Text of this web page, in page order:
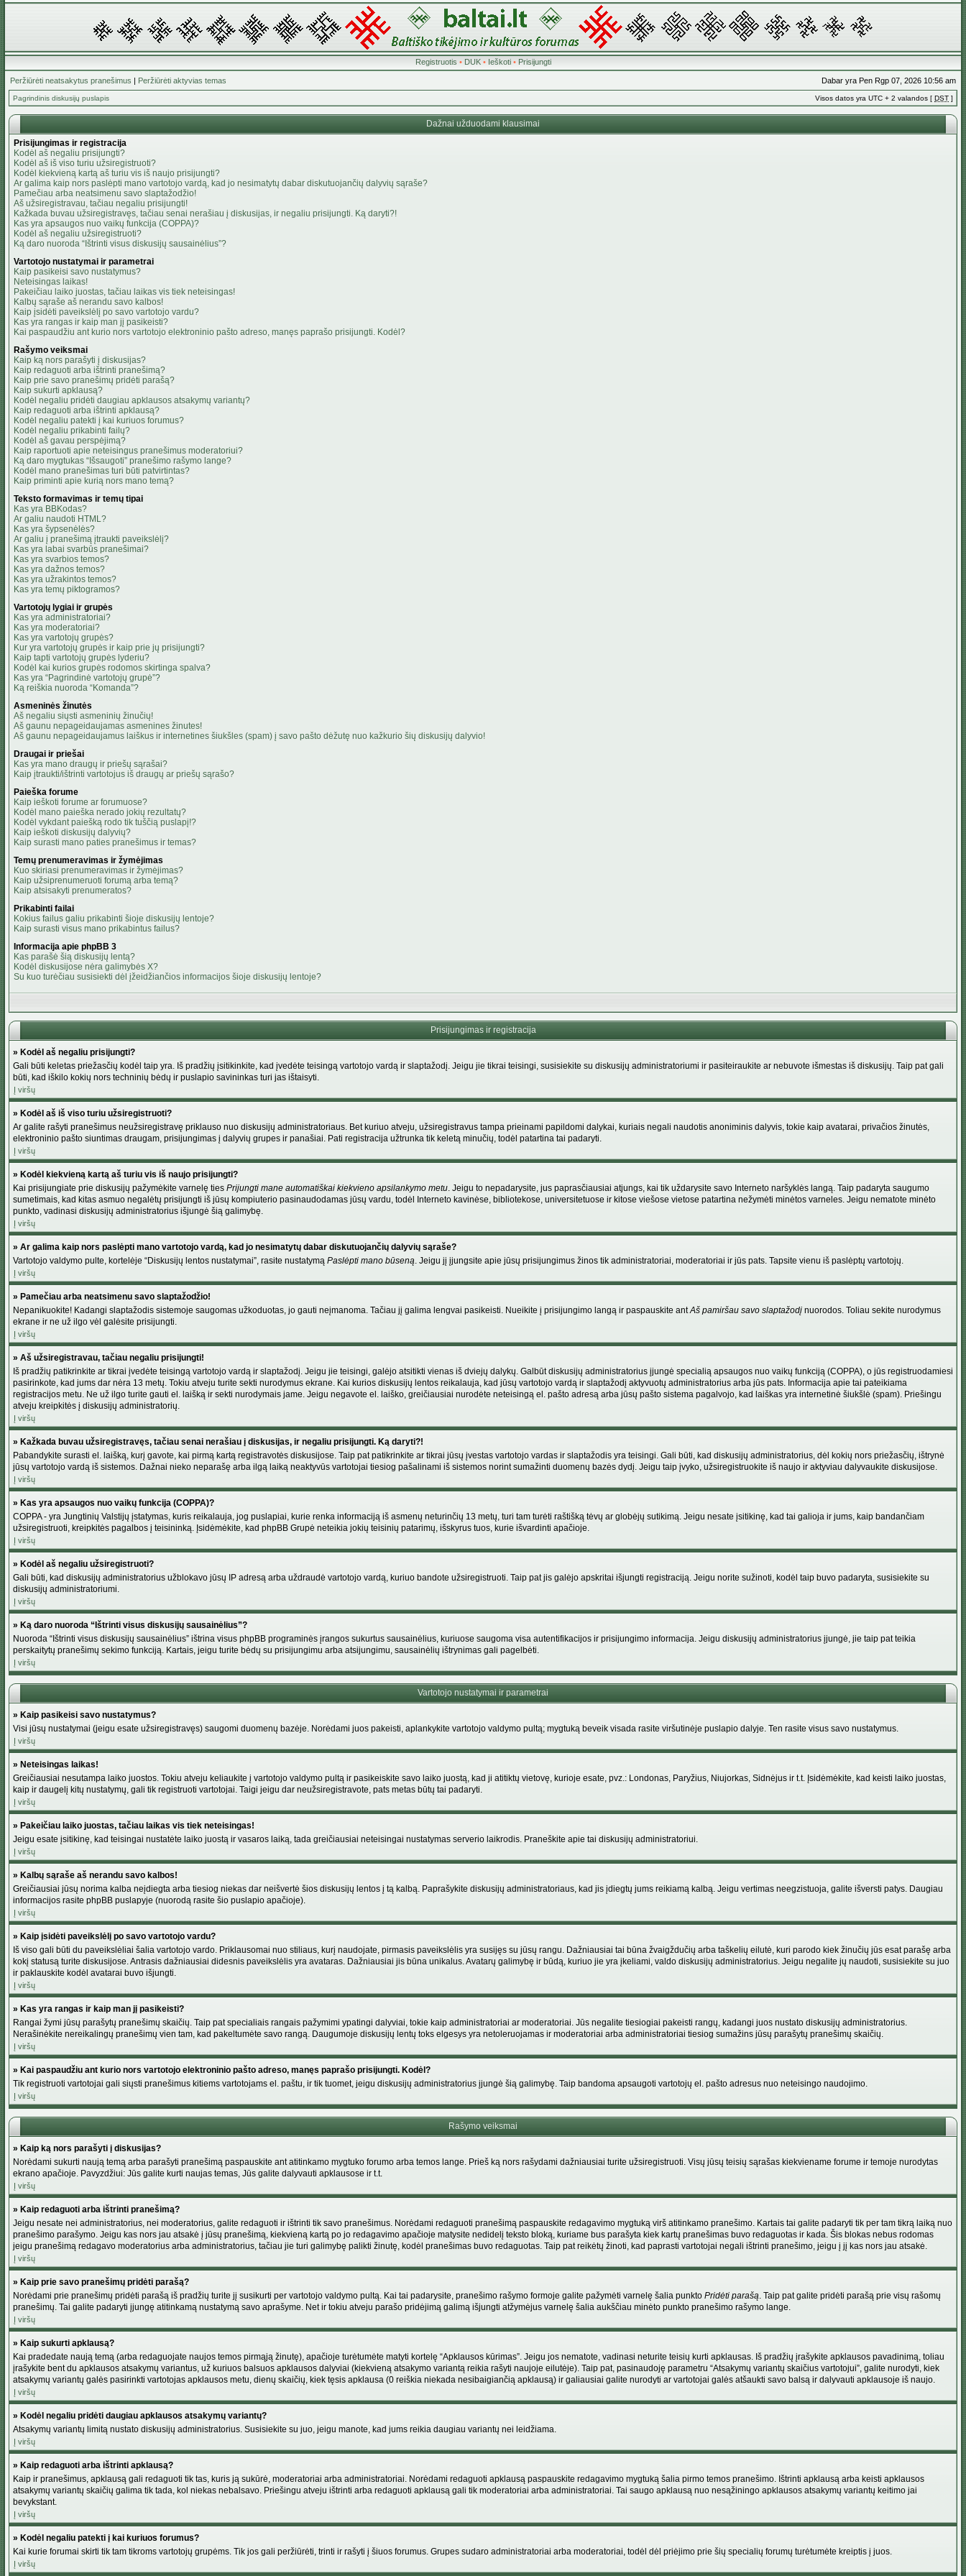
Registruotis • DUK• Ieškoti• Prisijungti
Peržiūrėti neatsakytus pranešimus | Peržiūrėti aktyvias temas Dabar yra Pen Rgp 07, 2026 10:56 am
Pagrindinis diskusijų puslapis Visos datos yra UTC + 2 valandos [ DST ]
Dažnai užduodami klausimai
Prisijungimas ir registracija
Kodėl aš negaliu prisijungti?
Kodėl aš iš viso turiu užsiregistruoti?
Kodėl kiekvieną kartą aš turiu vis iš naujo prisijungti?
Ar galima kaip nors paslėpti mano vartotojo vardą, kad jo nesimatytų dabar diskutuojančių dalyvių sąraše?
Pamečiau arba neatsimenu savo slaptažodžio!
Aš užsiregistravau, tačiau negaliu prisijungti!
Kažkada buvau užsiregistravęs, tačiau senai nerašiau į diskusijas, ir negaliu prisijungti. Ką daryti?!
Kas yra apsaugos nuo vaikų funkcija (COPPA)?
Kodėl aš negaliu užsiregistruoti?
Ką daro nuoroda “Ištrinti visus diskusijų sausainėlius”?
Vartotojo nustatymai ir parametrai
Kaip pasikeisi savo nustatymus?
Neteisingas laikas!
Pakeičiau laiko juostas, tačiau laikas vis tiek neteisingas!
Kalbų sąraše aš nerandu savo kalbos!
Kaip įsidėti paveikslėlį po savo vartotojo vardu?
Kas yra rangas ir kaip man jį pasikeisti?
Kai paspaudžiu ant kurio nors vartotojo elektroninio pašto adreso, manęs paprašo prisijungti. Kodėl?
Rašymo veiksmai
Kaip ką nors parašyti į diskusijas?
Kaip redaguoti arba ištrinti pranešimą?
Kaip prie savo pranešimų pridėti parašą?
Kaip sukurti apklausą?
Kodėl negaliu pridėti daugiau apklausos atsakymų variantų?
Kaip redaguoti arba ištrinti apklausą?
Kodėl negaliu patekti į kai kuriuos forumus?
Kodėl negaliu prikabinti failų?
Kodėl aš gavau perspėjimą?
Kaip raportuoti apie neteisingus pranešimus moderatoriui?
Ką daro mygtukas “Išsaugoti” pranešimo rašymo lange?
Kodėl mano pranešimas turi būti patvirtintas?
Kaip priminti apie kurią nors mano temą?
Teksto formavimas ir temų tipai
Kas yra BBKodas?
Ar galiu naudoti HTML?
Kas yra šypsenėlės?
Ar galiu į pranešimą įtraukti paveikslėlį?
Kas yra labai svarbūs pranešimai?
Kas yra svarbios temos?
Kas yra dažnos temos?
Kas yra užrakintos temos?
Kas yra temų piktogramos?
Vartotojų lygiai ir grupės
Kas yra administratoriai?
Kas yra moderatoriai?
Kas yra vartotojų grupės?
Kur yra vartotojų grupės ir kaip prie jų prisijungti?
Kaip tapti vartotojų grupės lyderiu?
Kodėl kai kurios grupės rodomos skirtinga spalva?
Kas yra “Pagrindinė vartotojų grupė”?
Ką reiškia nuoroda “Komanda”?
Asmeninės žinutės
Aš negaliu siųsti asmeninių žinučių!
Aš gaunu nepageidaujamas asmenines žinutes!
Aš gaunu nepageidaujamus laiškus ir internetines šiukšles (spam) į savo pašto dėžutę nuo kažkurio šių diskusijų dalyvio!
Draugai ir priešai
Kas yra mano draugų ir priešų sąrašai?
Kaip įtraukti/ištrinti vartotojus iš draugų ar priešų sąrašo?
Paieška forume
Kaip ieškoti forume ar forumuose?
Kodėl mano paieška nerado jokių rezultatų?
Kodėl vykdant paiešką rodo tik tuščią puslapį!?
Kaip ieškoti diskusijų dalyvių?
Kaip surasti mano paties pranešimus ir temas?
Temų prenumeravimas ir žymėjimas
Kuo skiriasi prenumeravimas ir žymėjimas?
Kaip užsiprenumeruoti forumą arba temą?
Kaip atsisakyti prenumeratos?
Prikabinti failai
Kokius failus galiu prikabinti šioje diskusijų lentoje?
Kaip surasti visus mano prikabintus failus?
Informacija apie phpBB 3
Kas parašė šią diskusijų lentą?
Kodėl diskusijose nėra galimybės X?
Su kuo turėčiau susisiekti dėl įžeidžiančios informacijos šioje diskusijų lentoje?
Prisijungimas ir registracija
» Kodėl aš negaliu prisijungti?
Gali būti keletas priežasčių kodėl taip yra. Iš pradžių įsitikinkite, kad įvedėte teisingą vartotojo vardą ir slaptažodį. Jeigu jie tikrai teisingi, susisiekite su diskusijų administratoriumi ir pasiteiraukite ar nebuvote išmestas iš diskusijų. Taip pat gali
būti, kad iškilo kokių nors techninių bėdų ir puslapio savininkas turi jas ištaisyti.
Į viršų
» Kodėl aš iš viso turiu užsiregistruoti?
Ar galite rašyti pranešimus neužsiregistravę priklauso nuo diskusijų administratoriaus. Bet kuriuo atveju, užsiregistravus tampa prieinami papildomi dalykai, kuriais negali naudotis anoniminis dalyvis, tokie kaip avatarai, privačios žinutės,
elektroninio pašto siuntimas draugam, prisijungimas į dalyvių grupes ir panašiai. Pati registracija užtrunka tik keletą minučių, todėl patartina tai padaryti.
Į viršų
» Kodėl kiekvieną kartą aš turiu vis iš naujo prisijungti?
Kai prisijungiate prie diskusijų pažymėkite varnelę ties Prijungti mane automatiškai kiekvieno apsilankymo metu. Jeigu to nepadarysite, jus paprasčiausiai atjungs, kai tik uždarysite savo Interneto naršyklės langą. Taip padaryta saugumo
sumetimais, kad kitas asmuo negalėtų prisijungti iš jūsų kompiuterio pasinaudodamas jūsų vardu, todėl Interneto kavinėse, bibliotekose, universitetuose ir kitose viešose vietose patartina nežymėti minėtos varneles. Jeigu nematote minėto
punkto, vadinasi diskusijų administratorius išjungė šią galimybę.
Į viršų
» Ar galima kaip nors paslėpti mano vartotojo vardą, kad jo nesimatytų dabar diskutuojančių dalyvių sąraše?
Vartotojo valdymo pulte, kortelėje “Diskusijų lentos nustatymai”, rasite nustatymą Paslėpti mano būseną. Jeigu jį įjungsite apie jūsų prisijungimus žinos tik administratoriai, moderatoriai ir jūs pats. Tapsite vienu iš paslėptų vartotojų.
Į viršų
» Pamečiau arba neatsimenu savo slaptažodžio!
Nepanikuokite! Kadangi slaptažodis sistemoje saugomas užkoduotas, jo gauti neįmanoma. Tačiau jį galima lengvai pasikeisti. Nueikite į prisijungimo langą ir paspauskite antAš pamiršau savo slaptažodį nuorodos. Toliau sekite nurodymus
ekrane ir ne už ilgo vėl galėsite prisijungti.
Į viršų
» Aš užsiregistravau, tačiau negaliu prisijungti!
Iš pradžių patikrinkite ar tikrai įvedėte teisingą vartotojo vardą ir slaptažodį. Jeigu jie teisingi, galėjo atsitikti vienas iš dviejų dalykų. Galbūt diskusijų administratorius įjungė specialią apsaugos nuo vaikų funkciją (COPPA), o jūs registruodamiesi
pasirinkote, kad jums dar nėra 13 metų. Tokiu atveju turite sekti nurodymus ekrane. Kai kurios diskusijų lentos reikalauja, kad jūsų vartotojo vardą ir slaptažodį aktyvuotų administratorius arba jūs pats. Informacija apie tai pateikiama
registracijos metu. Ne už ilgo turite gauti el. laišką ir sekti nurodymais jame. Jeigu negavote el. laiško, greičiausiai nurodėte neteisingą el. pašto adresą arba jūsų pašto sistema pagalvojo, kad laiškas yra internetinė šiukšlė (spam). Priešingu
atveju kreipkitės į diskusijų administratorių.
Į viršų
» Kažkada buvau užsiregistravęs, tačiau senai nerašiau į diskusijas, ir negaliu prisijungti. Ką daryti?!
Pabandykite surasti el. laišką, kurį gavote, kai pirmą kartą registravotės diskusijose. Taip pat patikrinkite ar tikrai jūsų įvestas vartotojo vardas ir slaptažodis yra teisingi. Gali būti, kad diskusijų administratorius, dėl kokių nors priežasčių, ištrynė
jūsų vartotojo vardą iš sistemos. Dažnai nieko neparašę arba ilgą laiką neaktyvūs vartotojai tiesiog pašalinami iš sistemos norint sumažinti duomenų bazės dydį. Jeigu taip įvyko, užsiregistruokite iš naujo ir aktyviau dalyvaukite diskusijose.
Į viršų
» Kas yra apsaugos nuo vaikų funkcija (COPPA)?
COPPA - yra Jungtinių Valstijų įstatymas, kuris reikalauja, jog puslapiai, kurie renka informaciją iš asmenų neturinčių 13 metų, turi tam turėti raštišką tėvų ar globėjų sutikimą. Jeigu nesate įsitikinę, kad tai galioja ir jums, kaip bandančiam
užsiregistruoti, kreipkitės pagalbos į teisininką. Įsidėmėkite, kad phpBB Grupė neteikia jokių teisinių patarimų, išskyrus tuos, kurie išvardinti apačioje.
Į viršų
» Kodėl aš negaliu užsiregistruoti?
Gali būti, kad diskusijų administratorius užblokavo jūsų IP adresą arba uždraudė vartotojo vardą, kuriuo bandote užsiregistruoti. Taip pat jis galėjo apskritai išjungti registraciją. Jeigu norite sužinoti, kodėl taip buvo padaryta, susisiekite su
diskusijų administratoriumi.
Į viršų
» Ką daro nuoroda “Ištrinti visus diskusijų sausainėlius”?
Nuoroda “Ištrinti visus diskusijų sausainėlius” ištrina visus phpBB programinės įrangos sukurtus sausainėlius, kuriuose saugoma visa autentifikacijos ir prisijungimo informacija. Jeigu diskusijų administratorius įjungė, jie taip pat teikia
perskaitytų pranešimų sekimo funkciją. Kartais, jeigu turite bėdų su prisijungimu arba atsijungimu, sausainėlių ištrynimas gali pagelbėti.
Į viršų
Vartotojo nustatymai ir parametrai
» Kaip pasikeisi savo nustatymus?
Visi jūsų nustatymai (jeigu esate užsiregistravęs) saugomi duomenų bazėje. Norėdami juos pakeisti, aplankykite vartotojo valdymo pultą; mygtuką beveik visada rasite viršutinėje puslapio dalyje. Ten rasite visus savo nustatymus.
Į viršų
» Neteisingas laikas!
Greičiausiai nesutampa laiko juostos. Tokiu atveju keliaukite į vartotojo valdymo pultą ir pasikeiskite savo laiko juostą, kad ji atitiktų vietovę, kurioje esate, pvz.: Londonas, Paryžius, Niujorkas, Sidnėjus ir t.t. Įsidėmėkite, kad keisti laiko juostas,
kaip ir daugelį kitų nustatymų, gali tik registruoti vartotojai. Taigi jeigu dar neužsiregistravote, pats metas būtų tai padaryti.
Į viršų
» Pakeičiau laiko juostas, tačiau laikas vis tiek neteisingas!
Jeigu esate įsitikinę, kad teisingai nustatėte laiko juostą ir vasaros laiką, tada greičiausiai neteisingai nustatymas serverio laikrodis. Praneškite apie tai diskusijų administratoriui.
Į viršų
» Kalbų sąraše aš nerandu savo kalbos!
Greičiausiai jūsų norima kalba neįdiegta arba tiesiog niekas dar neišvertė šios diskusijų lentos į tą kalbą. Paprašykite diskusijų administratoriaus, kad jis įdiegtų jums reikiamą kalbą. Jeigu vertimas neegzistuoja, galite išversti patys. Daugiau
informacijos rasite phpBB puslapyje (nuorodą rasite šio puslapio apačioje).
Į viršų
» Kaip įsidėti paveikslėlį po savo vartotojo vardu?
Iš viso gali būti du paveikslėliai šalia vartotojo vardo. Priklausomai nuo stiliaus, kurį naudojate, pirmasis paveikslėlis yra susijęs su jūsų rangu. Dažniausiai tai būna žvaigždučių arba taškelių eilutė, kuri parodo kiek žinučių jūs esat parašę arba
kokį statusą turite diskusijose. Antrasis dažniausiai didesnis paveikslėlis yra avataras. Dažniausiai jis būna unikalus. Avatarų galimybę ir būdą, kuriuo jie yra įkeliami, valdo diskusijų administratorius. Jeigu negalite jų naudoti, susisiekite su juo
ir paklauskite kodėl avatarai buvo išjungti.
Į viršų
» Kas yra rangas ir kaip man jį pasikeisti?
Rangai žymi jūsų parašytų pranešimų skaičių. Taip pat specialiais rangais pažymimi ypatingi dalyviai, tokie kaip administratoriai ar moderatoriai. Jūs negalite tiesiogiai pakeisti rangų, kadangi juos nustato diskusijų administratorius.
Nerašinėkite nereikalingų pranešimų vien tam, kad pakeltumėte savo rangą. Daugumoje diskusijų lentų toks elgesys yra netoleruojamas ir moderatoriai arba administratoriai tiesiog sumažins jūsų parašytų pranešimų skaičių.
Į viršų
» Kai paspaudžiu ant kurio nors vartotojo elektroninio pašto adreso, manęs paprašo prisijungti. Kodėl?
Tik registruoti vartotojai gali siųsti pranešimus kitiems vartotojams el. paštu, ir tik tuomet, jeigu diskusijų administratorius įjungė šią galimybę. Taip bandoma apsaugoti vartotojų el. pašto adresus nuo neteisingo naudojimo.
Į viršų
Rašymo veiksmai
» Kaip ką nors parašyti į diskusijas?
Norėdami sukurti naują temą arba parašyti pranešimą paspauskite ant atitinkamo mygtuko forumo arba temos lange. Prieš ką nors rašydami dažniausiai turite užsiregistruoti. Visų jūsų teisių sąrašas kiekviename forume ir temoje nurodytas
ekrano apačioje. Pavyzdžiui: Jūs galite kurti naujas temas, Jūs galite dalyvauti apklausose ir t.t.
Į viršų
» Kaip redaguoti arba ištrinti pranešimą?
Jeigu nesate nei administratorius, nei moderatorius, galite redaguoti ir ištrinti tik savo pranešimus. Norėdami redaguoti pranešimą paspauskite redagavimo mygtuką virš atitinkamo pranešimo. Kartais tai galite padaryti tik per tam tikrą laiką nuo
pranešimo parašymo. Jeigu kas nors jau atsakė į jūsų pranešimą, kiekvieną kartą po jo redagavimo apačioje matysite nedidelį teksto bloką, kuriame bus parašyta kiek kartų pranešimas buvo redaguotas ir kada. Šis blokas nebus rodomas
jeigu pranešimą redagavo moderatorius arba administratorius, tačiau jie turi galimybę palikti žinutę, kodėl pranešimas buvo redaguotas. Taip pat reikėtų žinoti, kad paprasti vartotojai negali ištrinti pranešimo, jeigu į jį kas nors jau atsakė.
Į viršų
» Kaip prie savo pranešimų pridėti parašą?
Norėdami prie pranešimų pridėti parašą iš pradžių turite jį susikurti per vartotojo valdymo pultą. Kai tai padarysite, pranešimo rašymo formoje galite pažymėti varnelę šalia punkto Pridėti parašą. Taip pat galite pridėti parašą prie visų rašomų
pranešimų. Tai galite padaryti įjungę atitinkamą nustatymą savo aprašyme. Net ir tokiu atveju parašo pridėjimą galimą išjungti atžymėjus varnelę šalia aukščiau minėto punkto pranešimo rašymo lange.
Į viršų
» Kaip sukurti apklausą?
Kai pradedate naują temą (arba redaguojate naujos temos pirmąją žinutę), apačioje turėtumėte matyti kortelę “Apklausos kūrimas”. Jeigu jos nematote, vadinasi neturite teisių kurti apklausas. Iš pradžių įrašykite apklausos pavadinimą, toliau
įrašykite bent du apklausos atsakymų variantus, už kuriuos balsuos apklausos dalyviai (kiekvieną atsakymo variantą reikia rašyti naujoje eilutėje). Taip pat, pasinaudoję parametru “Atsakymų variantų skaičius vartotojui”, galite nurodyti, kiek
atsakymų variantų galės pasirinkti vartotojas apklausos metu, dienų skaičių, kiek tęsis apklausa (0 reiškia niekada nesibaigiančią apklausą) ir galiausiai galite nurodyti ar vartotojai galės atšaukti savo balsą ir dalyvauti apklausoje iš naujo.
Į viršų
» Kodėl negaliu pridėti daugiau apklausos atsakymų variantų?
Atsakymų variantų limitą nustato diskusijų administratorius. Susisiekite su juo, jeigu manote, kad jums reikia daugiau variantų nei leidžiama.
Į viršų
» Kaip redaguoti arba ištrinti apklausą?
Kaip ir pranešimus, apklausą gali redaguoti tik tas, kuris ją sukūrė, moderatoriai arba administratoriai. Norėdami redaguoti apklausą paspauskite redagavimo mygtuką šalia pirmo temos pranešimo. Ištrinti apklausą arba keisti apklausos
atsakymų variantų skaičių galima tik tada, kol niekas nebalsavo. Priešingu atveju ištrinti arba redaguoti apklausą gali tik moderatoriai arba administratoriai. Tai saugo apklausą nuo nesąžiningo apklausos atsakymų variantų keitimo jai
bevykstant.
Į viršų
» Kodėl negaliu patekti į kai kuriuos forumus?
Kai kurie forumai skirti tik tam tikroms vartotojų grupėms. Tik jos gali peržiūrėti, trinti ir rašyti į šiuos forumus. Grupes sudaro administratoriai arba moderatoriai, todėl dėl priėjimo prie šių specialių forumų turėtumėte kreiptis į juos.
Į viršų